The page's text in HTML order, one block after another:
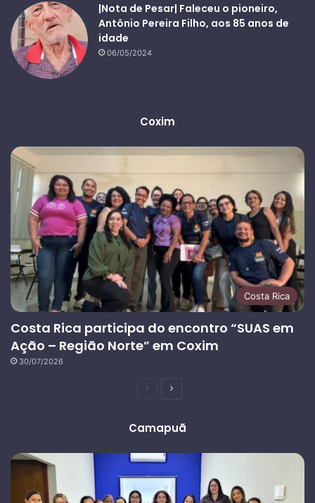
|Nota de Pesar| Faleceu o pioneiro,
Antônio Pereira Filho, aos 85 anos de
idade
06/05/2024
Coxim
Costa Rica
Costa Rica participa do encontro “SUAS em
Ação – Região Norte” em Coxim
30/07/2026
PáginaPróxima
Camapuã